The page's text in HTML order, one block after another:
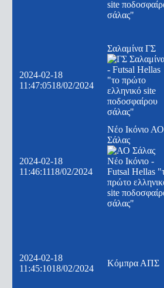
2024-02-18
11:47:0518/02/2024
Σαλαμίνα ΓΣ
2024-02-18
11:46:1118/02/2024
Νέο Ικόνιο ΑΟ
Σάλας
2024-02-18
11:45:1018/02/2024
Κόμπρα ΑΠΣ